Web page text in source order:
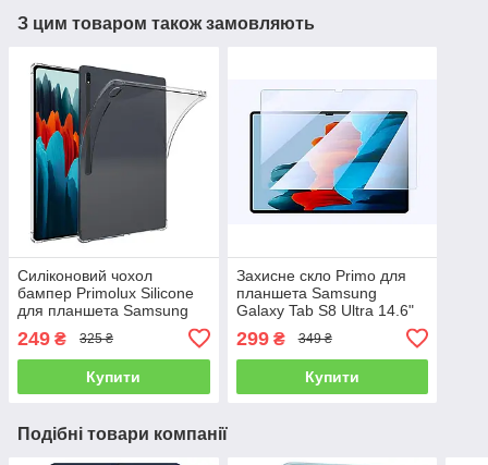
З цим товаром також замовляють
Силіконовий чохол
бампер Primolux Silicone
для планшета Samsung
Galaxy Tab S8 Ultra 14.6"
(SM-X900 / SM-X906) -
Clear
249 ₴ 325 ₴
Купити
Захисне скло Primo для
планшета Samsung
Galaxy Tab S8 Ultra 14.6"
299₴ 349 ₴
Купити
Подібні товари компанії